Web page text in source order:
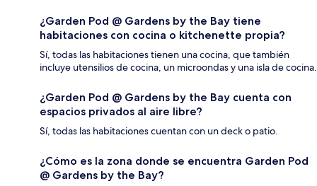
¿Garden Pod @ Gardens by the Bay tiene
habitaciones con cocina o kitchenette propia?
Sí, todas las habitaciones tienen una cocina, que también
incluye utensilios de cocina, un microondas y una isla de cocina.
¿Garden Pod @ Gardens by the Bay cuenta con
espacios privados al aire libre?
Sí, todas las habitaciones cuentan con un deck o patio.
¿Cómo es la zona donde se encuentra Garden Pod
@ Gardens by the Bay?